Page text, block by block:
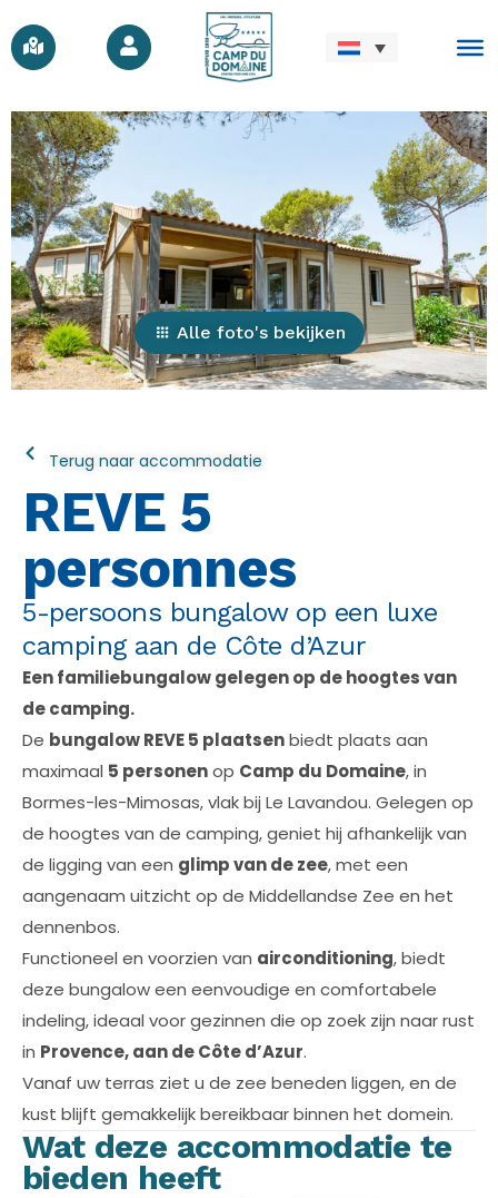
Alle foto's bekijken
Terug naar accommodatie
REVE 5
personnes
5-persoons bungalow op een luxe
camping aan de Côte d’Azur
Een familiebungalow gelegen op de hoogtes van
de camping.
De bungalow REVE 5 plaatsenbiedt plaats aan
maximaal 5 personenop Camp du Domaine, in
Bormes-les-Mimosas, vlak bij Le Lavandou. Gelegen op
de hoogtes van de camping, geniet hij afhankelijk van
de ligging van een glimp van de zee, met een
aangenaam uitzicht op de Middellandse Zee en het
dennenbos.
Functioneel en voorzien van airconditioning, biedt
deze bungalow een eenvoudige en comfortabele
indeling, ideaal voor gezinnen die op zoek zijn naar rust
in Provence, aan de Côte d’Azur.
Vanaf uw terras ziet u de zee beneden liggen, en de
kust blijft gemakkelijk bereikbaar binnen het domein.
Wat deze accommodatie te
bieden heeft